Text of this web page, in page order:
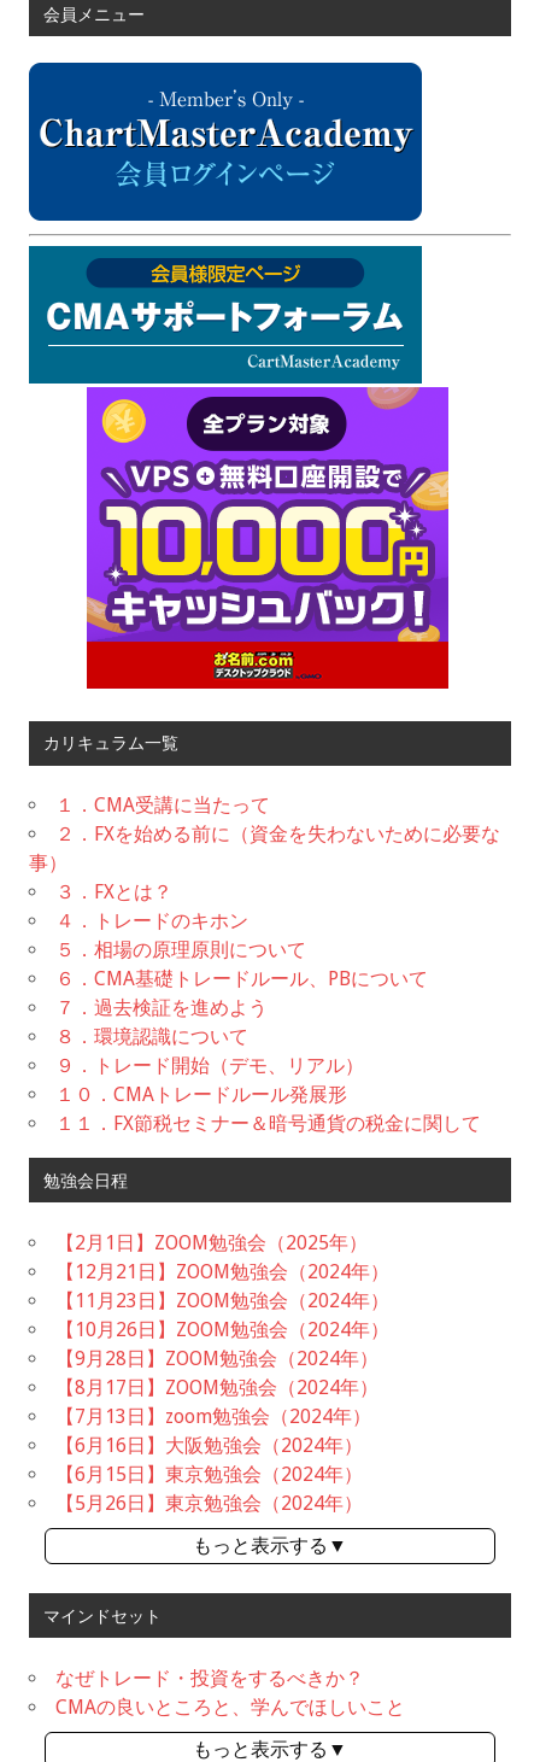
会員メニュー
カリキュラム一覧
１．CMA受講に当たって
２．FXを始める前に（資金を失わないために必要な
事）
３．FXとは？
４．トレードのキホン
５．相場の原理原則について
６．CMA基礎トレードルール、PBについて
７．過去検証を進めよう
８．環境認識について
９．トレード開始（デモ、リアル）
１０．CMAトレードルール発展形
１１．FX節税セミナー＆暗号通貨の税金に関して
勉強会日程
【2月1日】ZOOM勉強会（2025年）
【12月21日】ZOOM勉強会（2024年）
【11月23日】ZOOM勉強会（2024年）
【10月26日】ZOOM勉強会（2024年）
【9月28日】ZOOM勉強会（2024年）
【8月17日】ZOOM勉強会（2024年）
【7月13日】zoom勉強会（2024年）
【6月16日】大阪勉強会（2024年）
【6月15日】東京勉強会（2024年）
【5月26日】東京勉強会（2024年）
もっと表示する▼
マインドセット
なぜトレード・投資をするべきか？
CMAの良いところと、学んでほしいこと
もっと表示する▼